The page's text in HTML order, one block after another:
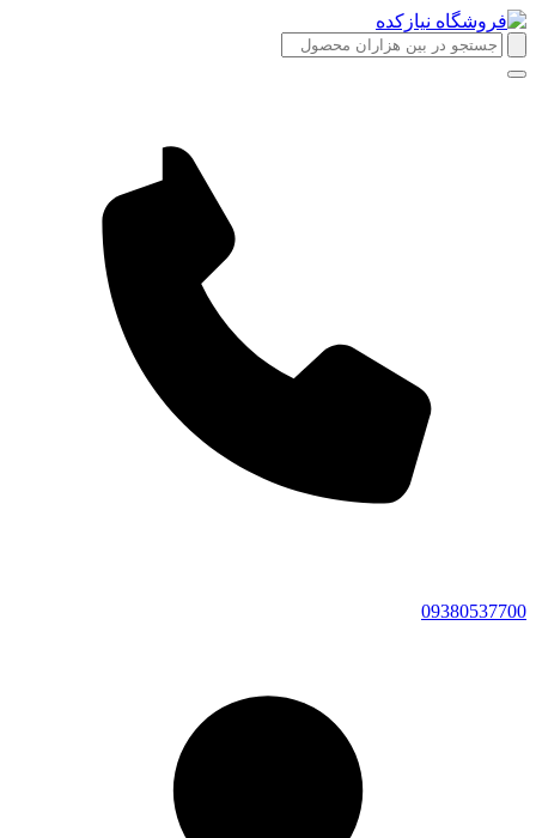
09380537700